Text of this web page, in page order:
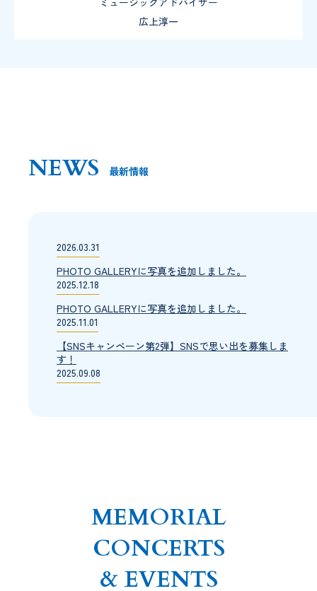
広上淳一
NEWS 最新情報
2026.03.31
PHOTO GALLERYに写真を追加しました。
2025.12.18
PHOTO GALLERYに写真を追加しました。
2025.11.01
【SNSキャンペーン第2弾】SNSで思い出を募集しま
す！
2025.09.08
【チケット情報】京都コンサートホール館内さんぽ
完売しました。
2025.07.15
【SNSキャンペーン第1弾】 Xで思い出を募集しま
MEMORIAL
CONCERTS
& EVENTS